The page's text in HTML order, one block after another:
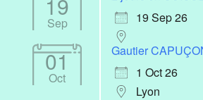
19
Sep
19 Sep 26
01
Oct
Gautier
1 Oct 26
Lyon